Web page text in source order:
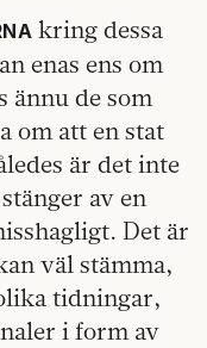
kring dessa
enas ens om
ännu de som
om att en stat
är det inte
av en
Det är
väl stämma,
tidningar,
i form av